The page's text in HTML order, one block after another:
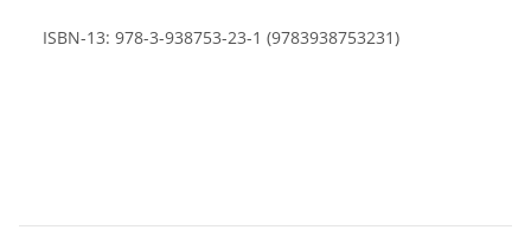
ISBN-13: 978-3-938753-23-1 (9783938753231)